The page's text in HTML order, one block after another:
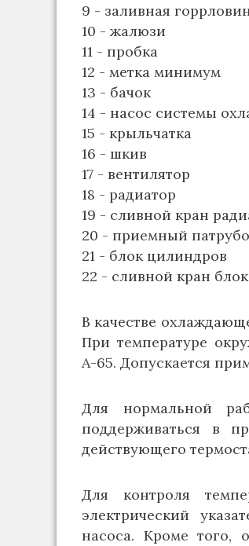
9 - заливная
10 - жалюзи
11 - пробка
12 - метка минимум
13 - бачок
14 - насос системы
15 - крыльчатка
16 - шкив
17 - вентилятор
18 - радиатор
19 - сливной кран
20 - приемный
21 - блок цилиндров
22 - сливной кран
В качестве
При температуре
А-65. Допускается
Для нормальной
поддерживаться в
действующего
Для контроля
электрический
насоса. Кроме того,